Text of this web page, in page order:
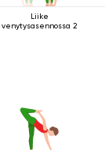
Liike
venytysasennossa 2